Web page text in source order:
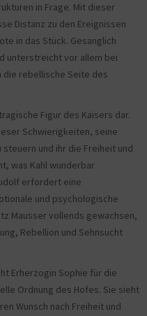
in Frage. Mit dieser
Distanz zu den Ereignissen
in das Stück. Gesanglich
unterstreicht vor allem bei
die rebellische Seite des
Figur des Kaisers dar.
Schwierigkeiten, seine
und ihr die Freiheit und
was Kahl wunderbar
erfordert eine
und psychologische
Mausser vollends gewachsen,
Rebellion und Sehnsucht
Erherzogin Sophie für die
Ordnung des Hofes. Sie sieht
Wunsch nach Freiheit und